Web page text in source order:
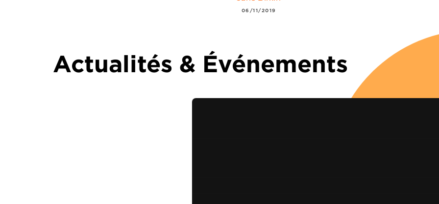
06/11/2019
Actualités & Événements